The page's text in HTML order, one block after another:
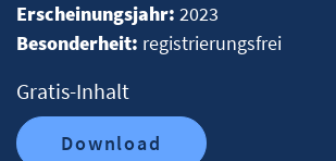
Erscheinungsjahr: 2023
Besonderheit: registrierungsfrei
Gratis-Inhalt
Download